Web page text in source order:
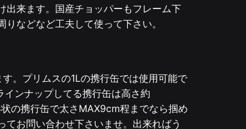
出来ます。国産チョッパーもフレーム下
などなど工夫して使って下さい。
。プリムスの1Lの携行缶では使用可能で
ンナップしてる携行缶は高さ約
の携行缶で太さMAX9cm程までなら掴め
お問い合わせ下さいませ。出来ればう